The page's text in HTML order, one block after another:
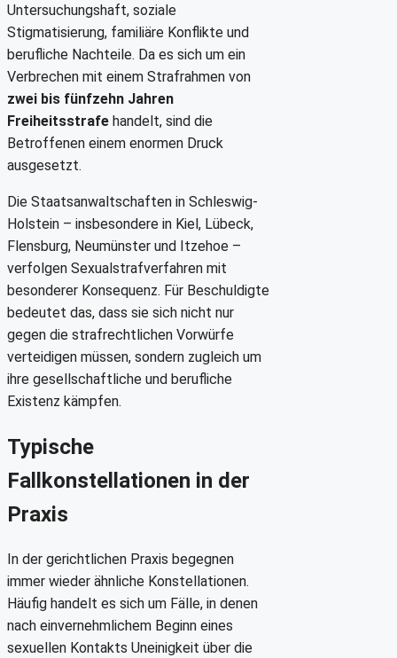
Untersuchungshaft, soziale
Stigmatisierung, familiäre Konflikte und
berufliche Nachteile. Da es sich um ein
Verbrechen mit einem Strafrahmen von
zwei bis fünfzehn Jahren
Freiheitsstrafe handelt, sind die
Betroffenen einem enormen Druck
ausgesetzt.
Die Staatsanwaltschaften in Schleswig-
Holstein – insbesondere in Kiel, Lübeck,
Flensburg, Neumünster und Itzehoe –
verfolgen Sexualstrafverfahren mit
besonderer Konsequenz. Für Beschuldigte
bedeutet das, dass sie sich nicht nur
gegen die strafrechtlichen Vorwürfe
verteidigen müssen, sondern zugleich um
ihre gesellschaftliche und berufliche
Existenz kämpfen.
Typische
Fallkonstellationen in der
Praxis
In der gerichtlichen Praxis begegnen
immer wieder ähnliche Konstellationen.
Häufig handelt es sich um Fälle, in denen
nach einvernehmlichem Beginn eines
sexuellen Kontakts Uneinigkeit über die